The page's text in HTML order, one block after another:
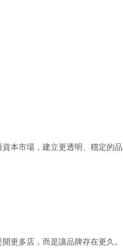
本市場，建立更透明、穩定的品
更多店，而是讓品牌存在更久。